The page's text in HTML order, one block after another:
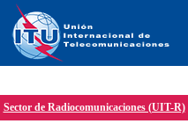
Sector de Radiocomunicaciones (UIT-R)